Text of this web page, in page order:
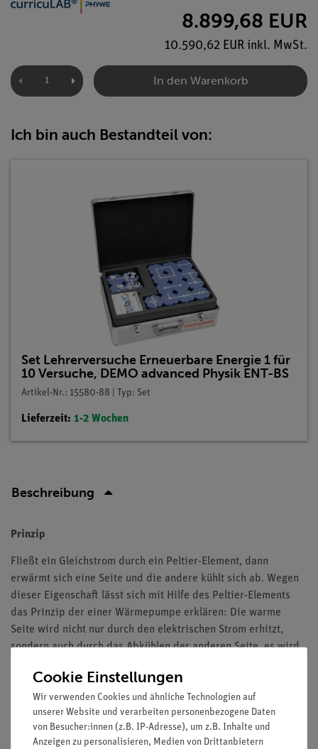
8.899,68 EUR
10.590,62 EUR inkl. MwSt.
In den Warenkorb
Ich bin auch Bestandteil von:
Set Lehrerversuche Erneuerbare Energie 1 für
10 Versuche, DEMO advanced Physik ENT-BS
Artikel-Nr.: 15580-88 | Typ: Set
Lieferzeit: 1-2 Wochen
Beschreibung
Prinzip
Fließt ein Gleichstrom durch ein Peltier-Element, dann
erwärmt sich eine Seite und die andere kühlt sich ab. Wegen
dieser Eigenschaft lässt sich mit Hilfe des Peltier-Elements
das Prinzip der einer Wärmepumpe erklären: Die warme
Seite wird nicht nur durch den elektrischen Strom erhitzt,
sondern auch durch das Abkühlen der anderen Seite, es wird
diesem Versuch werden Temperaturen und elektrische Arbeit
in Abhängigkeit von der Zeit gemessen. Daraus lassen sich
die elektrische Energie und Wärmeenergien auf beiden Seiten
bestimmen und Leistungsziffer und Wirkungsgrad berechnen.
Cookie Einstellungen
Wir verwenden Cookies und ähnliche Technologien auf
unserer Website und verarbeiten personenbezogene Daten
von Besucher:innen (z.B. IP-Adresse), um z.B. Inhalte und
Anzeigen zu personalisieren, Medien von Drittanbietern